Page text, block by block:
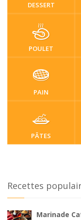
DESSERT
POULET
PAIN
PÂTES
Recettes
Marinade